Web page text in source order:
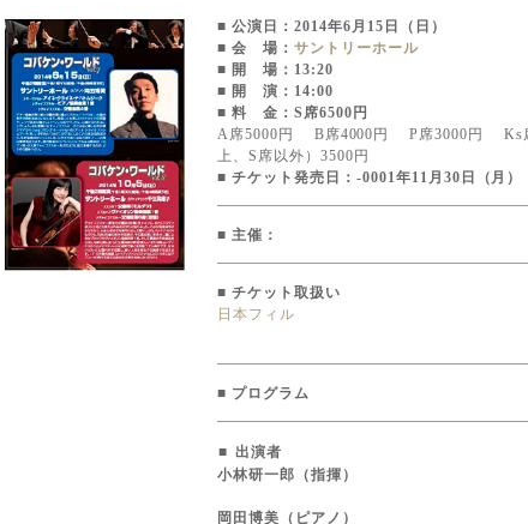
■ 公演日 ： 2014年6月15日（日）
■ 会 場 ： サントリーホール
■ 開 場 ： 13:20
■ 開 演 ： 14:00
■ 料 金 ： S席6500円
A席5000円 B席4000円 P席3000円 Ks
上、S席以外）3500円
■ チケット発売日 ： -0001年11月30日（月）
■ 主催 ：
■ チケット取扱い
日本フィル
■ プログラム
■ 出演者
小林研一郎（指揮）
岡田博美（ピアノ）